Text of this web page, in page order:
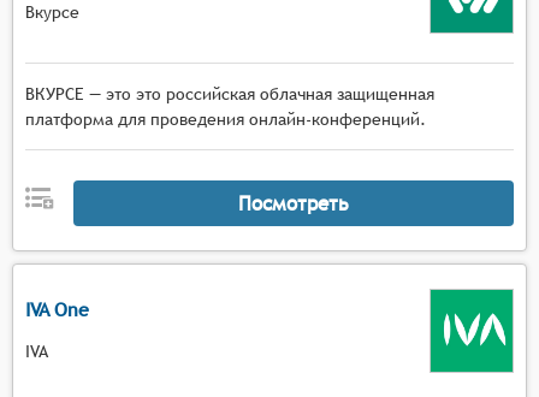
Вкурсе
ВКУРСЕ — это это российская облачная защищенная
платформа для проведения онлайн-конференций.
Посмотреть
IVA One
IVA